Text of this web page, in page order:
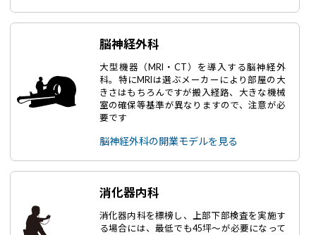
脳神経外科
大型機器（MRI・CT）を導入する脳神経外
科。特にMRIは選ぶメーカーにより部屋の大
きさはもちろんですが搬入経路、大きな機械
室の確保等基準が異なりますので、注意が必
要です
脳神経外科の開業モデルを見る
消化器内科
消化器内科を標榜し、上部下部検査を実施す
る場合には、最低でも45坪～が必要になって